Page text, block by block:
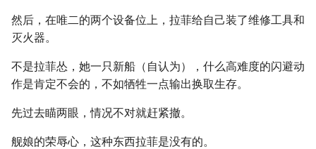
然后，在唯二的两个设备位上，拉菲给自己装了维修工具和
灭火器。
不是拉菲怂，她一只新船（自认为），什么高难度的闪避动
作是肯定不会的，不如牺牲一点输出换取生存。
先过去瞄两眼，情况不对就赶紧撤。
舰娘的荣辱心，这种东西拉菲是没有的。